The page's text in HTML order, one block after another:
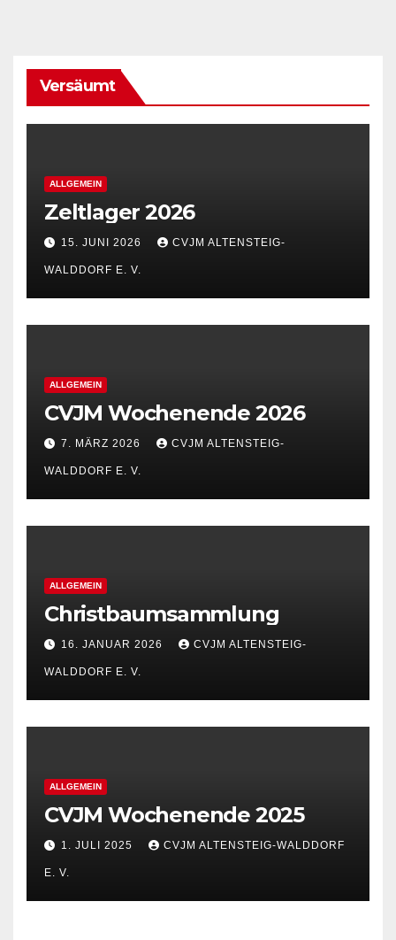
Versäumt
ALLGEMEIN
Zeltlager 2026
15. JUNI 2026 CVJM ALTENSTEIG-
WALDDORF E. V.
ALLGEMEIN
CVJM Wochenende 2026
7. MÄRZ 2026 CVJM ALTENSTEIG-
WALDDORF E. V.
ALLGEMEIN
Christbaumsammlung
16. JANUAR 2026 CVJM ALTENSTEIG-
WALDDORF E. V.
ALLGEMEIN
CVJM Wochenende 2025
1. JULI 2025 CVJM ALTENSTEIG-WALDDORF
E. V.